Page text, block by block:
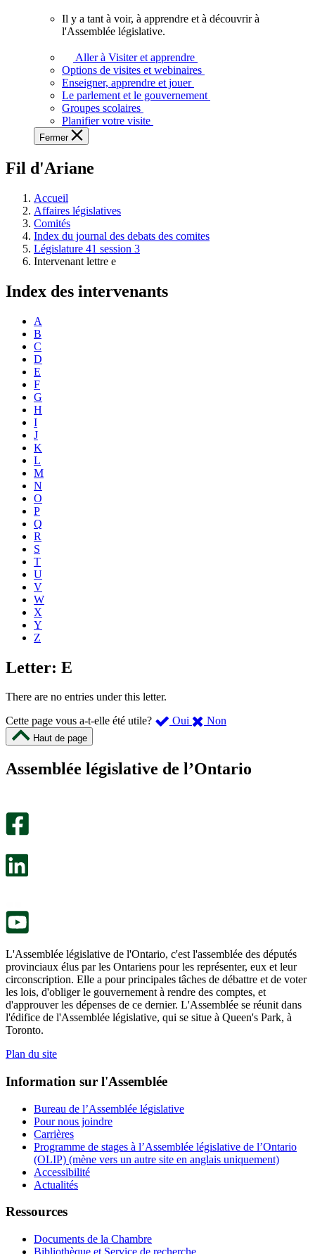
voir,
apprendre
et
à
à
législative.
Il y a tant à voir, à apprendre et à découvrir à
l'Assemblée législative.
Aller à Visiter et apprendre
Options de visites et webinaires
Enseigner, apprendre et jouer
Le parlement et le gouvernement
Groupes scolaires
Planifier votre visite
Fermer
Fil d'Ariane
Accueil
Affaires législatives
Comités
Index du journal des debats des comites
Législature 41 session 3
Intervenant lettre e
Index des intervenants
A
B
C
D
E
F
G
H
I
J
K
L
M
N
O
P
Q
R
S
T
U
V
W
X
Y
Z
Letter: E
There are no entries under this letter.
Cette page vous a-t-elle été utile?
Oui ,
été
Non
m’a
Haut de page
Assemblée législative de l’Ontario
L'Assemblée législative de l'Ontario, c'est l'assemblée des députés
provinciaux élus par les Ontariens pour les représenter, eux et leur
circonscription. Elle a pour principales tâches de débattre et de voter
les lois, d'obliger le gouvernement à rendre des comptes, et
d'approuver les dépenses de ce dernier. L'Assemblée se réunit dans
l'édifice de l'Assemblée législative, qui se situe à Queen's Park, à
Toronto.
Plan du site
Information sur l'Assemblée
Bureau de l’Assemblée législative
Pour nous joindre
Carrières
Programme de stages à l’Assemblée législative de l’Ontario
(OLIP) (mène vers un autre site en anglais uniquement)
Accessibilité
Actualités
Ressources
Documents de la Chambre